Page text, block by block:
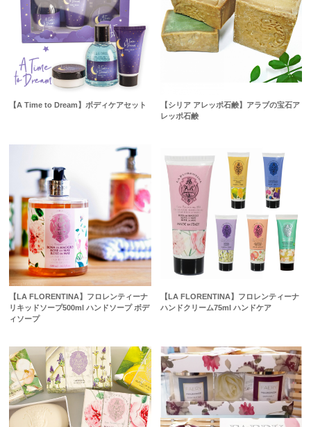
【A Time to Dream】ボディケアセット
【シリア アレッポ石鹸】アラブの宝石ア
レッポ石鹸
【LA FLORENTINA】フロレンティーナ
リキッドソープ500ml ハンドソープ ボデ
ィソープ
【LA FLORENTINA】フロレンティーナ
ハンドクリーム75ml ハンドケア